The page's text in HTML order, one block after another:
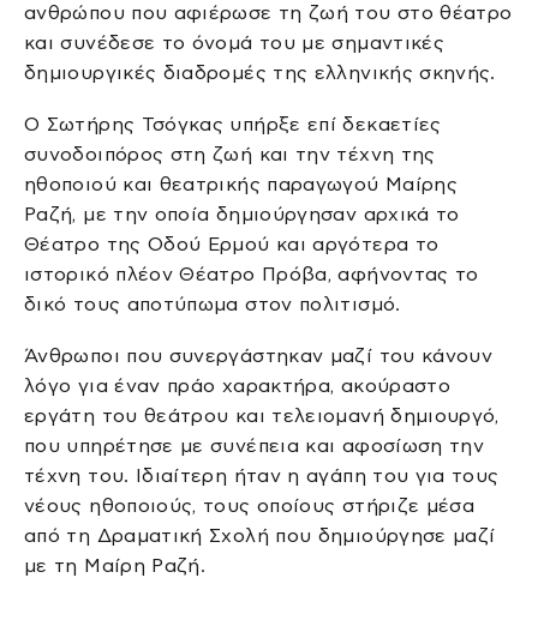
ανθρώπου που αφιέρωσε τη ζωή του στο θέατρο
και συνέδεσε το όνομά του με σημαντικές
δημιουργικές διαδρομές της ελληνικής σκηνής.
Ο Σωτήρης Τσόγκας υπήρξε επί δεκαετίες
συνοδοιπόρος στη ζωή και την τέχνη της
ηθοποιού και θεατρικής παραγωγού Μαίρης
Ραζή, με την οποία δημιούργησαν αρχικά το
Θέατρο της Οδού Ερμού και αργότερα το
ιστορικό πλέον Θέατρο Πρόβα, αφήνοντας το
δικό τους αποτύπωμα στον πολιτισμό.
Άνθρωποι που συνεργάστηκαν μαζί του κάνουν
λόγο για έναν πράο χαρακτήρα, ακούραστο
εργάτη του θεάτρου και τελειομανή δημιουργό,
που υπηρέτησε με συνέπεια και αφοσίωση την
τέχνη του. Ιδιαίτερη ήταν η αγάπη του για τους
νέους ηθοποιούς, τους οποίους στήριζε μέσα
από τη Δραματική Σχολή που δημιούργησε μαζί
με τη Μαίρη Ραζή.